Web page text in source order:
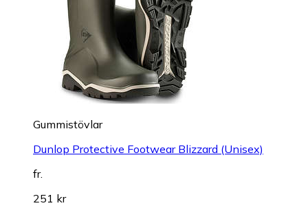
Gummistövlar
Dunlop Protective Footwear Blizzard (Unisex)
fr.
251 kr